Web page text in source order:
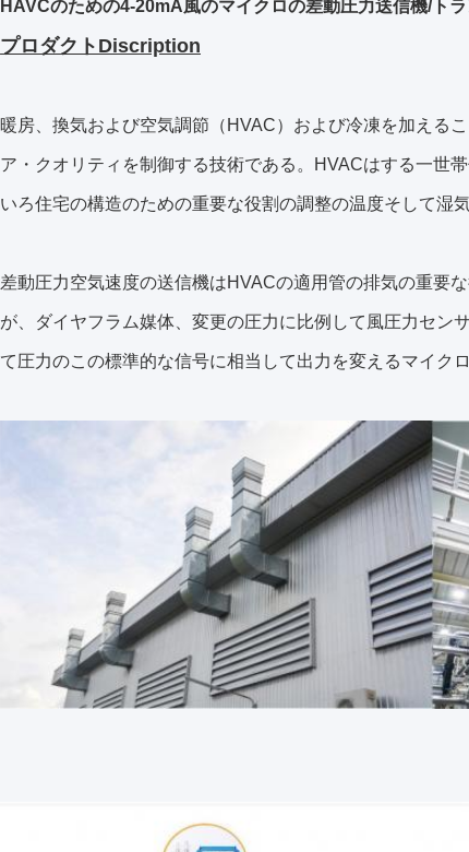
HAVCのための4-20mA風のマイクロの差動圧力送信機/ト
プロダクトDiscription
暖房、換気および空気調節（HVAC）および冷凍を加える
ア・クオリティを制御する技術である。HVACはする一世
いろ住宅の構造のための重要な役割の調整の温度そして湿気
差動圧力空気速度の送信機はHVACの適用管の排気の重要
が、ダイヤフラム媒体、変更の圧力に比例して風圧力セン
て圧力のこの標準的な信号に相当して出力を変えるマイク